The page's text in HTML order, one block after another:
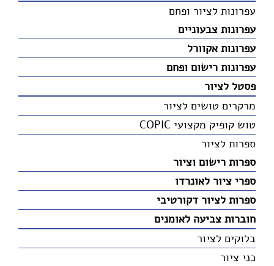
עפרונות לציור ופחם
עפרונות צבעוניים
עפרונות אקוורל
עפרונות רישום ופחם
פסטל לציור
מרקרים טושים לציור
טוש קופיק מקצועי COPIC
ספרות לציור
ספרות רישום וציור
ספרי ציור לאונרדו
ספרות לציור דקורטיבי
חוברות צביעה לאומנים
בלוקים לציור
כני ציור